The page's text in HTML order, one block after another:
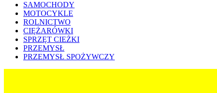
SAMOCHODY
MOTOCYKLE
ROLNICTWO
CIĘŻARÓWKI
SPRZĘT CIEŻKI
PRZEMYSŁ
PRZEMYSŁ SPOŻYWCZY